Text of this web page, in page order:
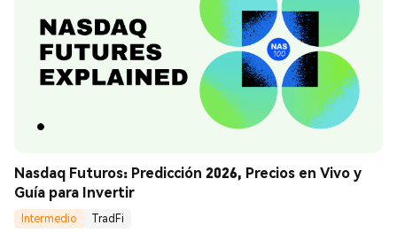
Nasdaq Futuros: Predicción 2026, Precios en Vivo y
Guía para Invertir
Intermedio
TradFi